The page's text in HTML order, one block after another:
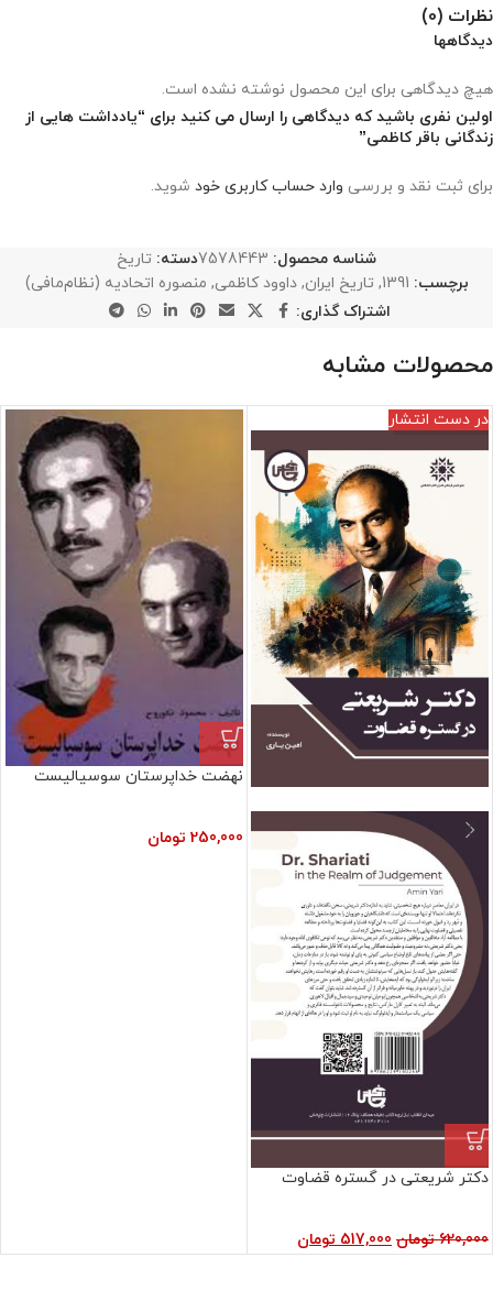
نظرات (0)
دیدگاهها
هیچ دیدگاهی برای این محصول نوشته نشده است.
اولین نفری باشید که دیدگاهی را ارسال می کنید برای “یادداشت هایی از
زندگانی باقر کاظمی”
برای ثبت نقد و بررسی وارد حساب کاربری خود شوید.
شناسه محصول: 7578443دسته: تاریخ
برچسب: 1391
, تاریخ ایران, داوود کاظمی, منصوره اتحادیه (نظام‌مافی)
اشتراک گذاری:
محصولات مشابه
در دست انتشار
دکتر شریعتی در گستره قضاوت
620,000 تومان 517,000 تومان
نهضت خداپرستان سوسیالیست
250,000 تومان